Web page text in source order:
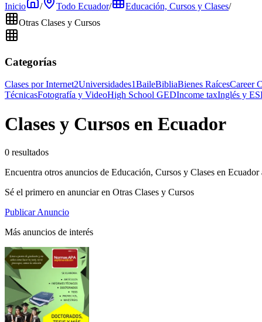
Inicio
/ Todo Ecuador/ Educación, Cursos y Clases/
Otras Clases y Cursos
Categorías
Clases por Internet2Universidades1BaileBibliaBienes RaícesCareer
TécnicasFotografía y VideoHigh School GEDIncome taxInglés y
Clases y Cursos en Ecuador
0 resultados
Encuentra otros anuncios de Educación, Cursos y Clases en Ecuador
Sé el primero en anunciar en Otras Clases y Cursos
Publicar Anuncio
Más anuncios de interés